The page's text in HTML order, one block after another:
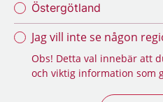
Östergötland
Jag vill inte se någon
Obs! Detta val innebär att
och viktig information som